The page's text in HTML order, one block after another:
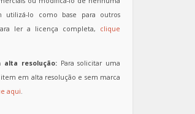
utilizá-lo como base para outros
ler a licença completa, clique
alta resolução:Para solicitar uma
em alta resolução e sem marca
aqui.